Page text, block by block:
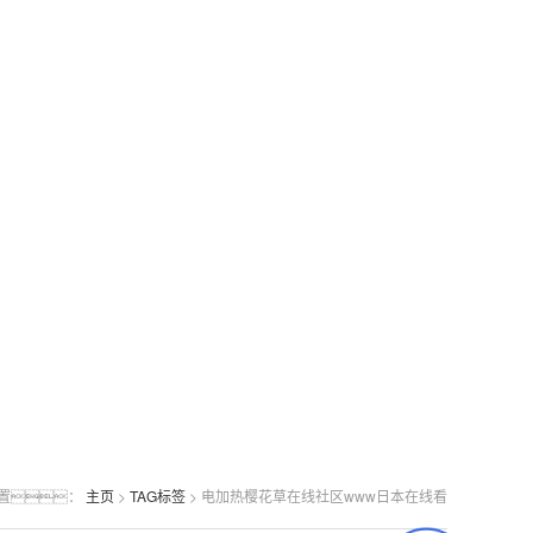
： 主页 > TAG标签 > 电加热樱花草在线社区www日本在线看